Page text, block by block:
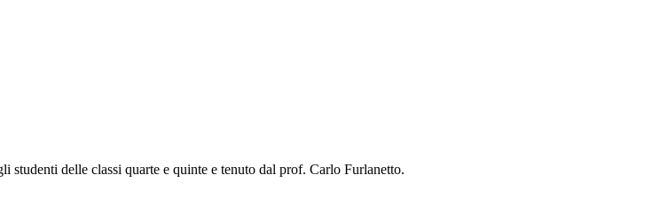
delle classi quarte e quinte e tenuto dal prof. Carlo Furlanetto.